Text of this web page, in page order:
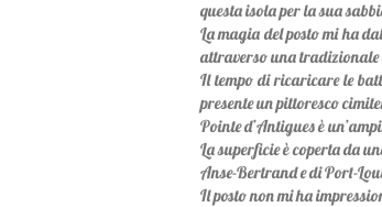
questa isola per la sua
La magia del posto mi ha
attraverso una
Il tempo di ricaricare le
presente un pittoresco
Pointe d’Antigues è
La superficie è coperta da
Anse-Bertrand e di Port-
Il posto non mi ha